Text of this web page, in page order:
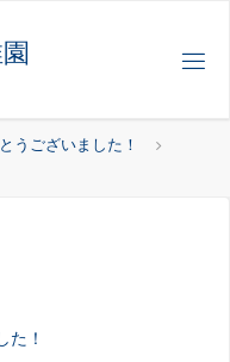
園
うございました！
！